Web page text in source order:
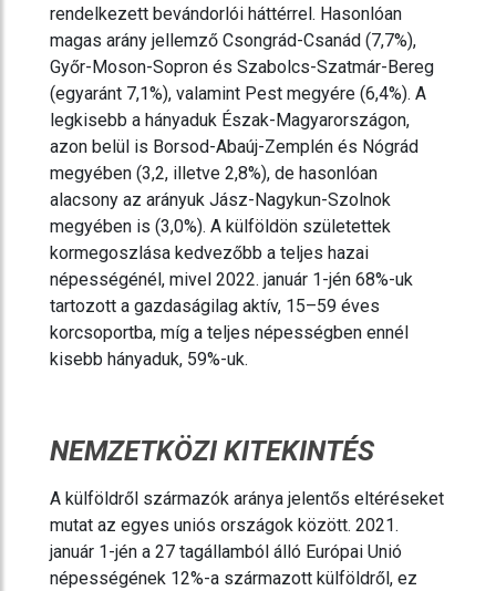
rendelkezett bevándorlói háttérrel. Hasonlóan
magas arány jellemző Csongrád-Csanád (7,7%),
Győr-Moson-Sopron és Szabolcs-Szatmár-Bereg
(egyaránt 7,1%), valamint Pest megyére (6,4%). A
legkisebb a hányaduk Észak-Magyarországon,
azon belül is Borsod-Abaúj-Zemplén és Nógrád
megyében (3,2, illetve 2,8%), de hasonlóan
alacsony az arányuk Jász-Nagykun-Szolnok
megyében is (3,0%). A külföldön születettek
kormegoszlása kedvezőbb a teljes hazai
népességénél, mivel 2022. január 1-jén 68%-uk
tartozott a gazdaságilag aktív, 15–59 éves
korcsoportba, míg a teljes népességben ennél
kisebb hányaduk, 59%-uk.
NEMZETKÖZI KITEKINTÉS
A külföldről származók aránya jelentős eltéréseket
mutat az egyes uniós országok között. 2021.
január 1-jén a 27 tagállamból álló Európai Unió
népességének 12%-a származott külföldről, ez